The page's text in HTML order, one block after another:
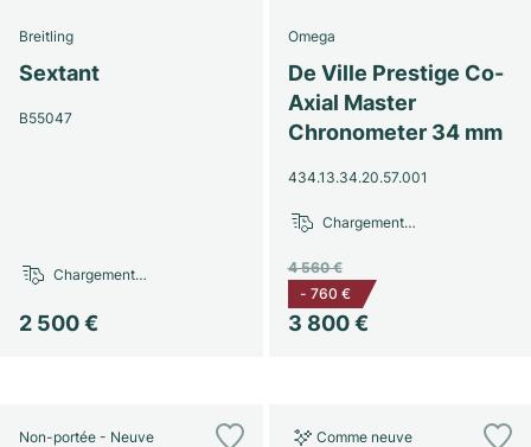
Breitling
Sextant
B55047
2 500 €
Chargement…
Omega
De Ville Prestige Co-
Axial Master
Chronometer 34 mm
434.13.34.20.57.001
3 800 €
4 560 €
- 760 €
Chargement…
Non-portée - Neuve Comme neuve